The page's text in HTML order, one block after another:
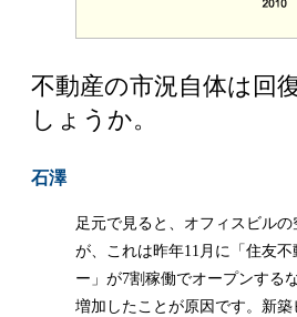
不動産の市況自体は回
しょうか。
石澤
足元で見ると、オフィスビル
が、これは昨年11月に「住友
ー」が7割稼働でオープンする
増加したことが原因です。新